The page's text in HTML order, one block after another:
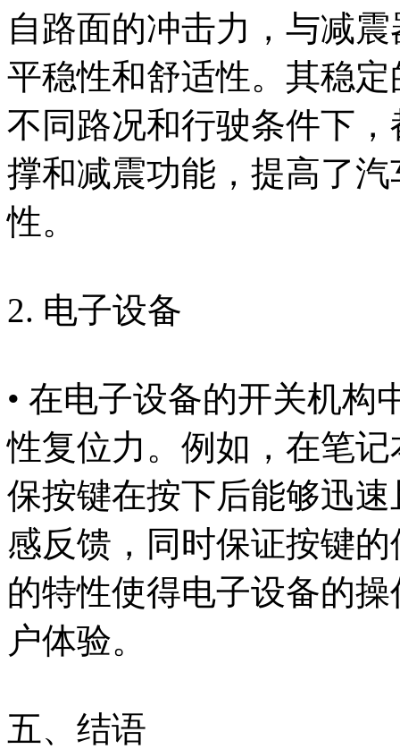
自路面的冲击力，与减
平稳性和舒适性。其稳
不同路况和行驶条件下
撑和减震功能，提高了
性。
2. 电子设备
• 在电子设备的开关机构
性复位力。例如，在笔
保按键在按下后能够迅
感反馈，同时保证按键
的特性使得电子设备的
户体验。
五、结语